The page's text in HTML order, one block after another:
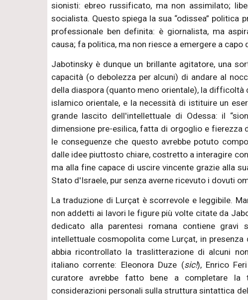
sionisti: ebreo russificato, ma non assimilato;
socialista. Questo spiega la sua “odissea” politica
professionale ben definita: è giornalista, ma
causa; fa politica, ma non riesce a emergere a capo
Jabotinsky è dunque un brillante agitatore, una
capacità (o debolezza per alcuni) di andare al
della diaspora (quanto meno orientale), la difficoltà
islamico orientale, e la necessità di istituire un
grande lascito dell'intellettuale di Odessa: il
dimensione pre-esilica, fatta di orgoglio e
le conseguenze che questo avrebbe potuto
dalle idee piuttosto chiare, costretto a interagire
ma alla fine capace di uscire vincente grazie alla
Stato d'Israele, pur senza averne ricevuto i dovuti
La traduzione di Lurçat è scorrevole e leggibile.
non addetti ai lavori le figure più volte citate da
dedicato alla parentesi romana contiene gravi
intellettuale cosmopolita come Lurçat, in
abbia ricontrollato la traslitterazione di alcuni
italiano corrente: Eleonora Duze (sic!), Enrico
curatore avrebbe fatto bene a completare la
considerazioni personali sulla struttura sintattica